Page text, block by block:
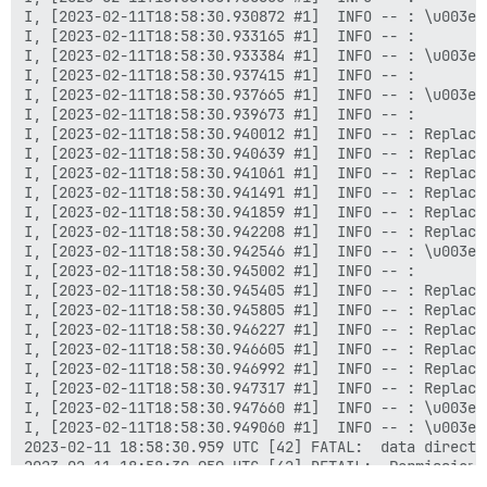
I, [2023-02-11T18:58:30.930872 #1]  INFO -- :
I, [2023-02-11T18:58:30.933165 #1]  INFO -- :
I, [2023-02-11T18:58:30.933384 #1]  INFO -- : \u003e
I, [2023-02-11T18:58:30.937415 #1]  INFO -- :
I, [2023-02-11T18:58:30.937665 #1]  INFO -- : \u003e
I, [2023-02-11T18:58:30.939673 #1]  INFO -- :
I, [2023-02-11T18:58:30.940012 #1]  INFO -- :
I, [2023-02-11T18:58:30.940639 #1]  INFO -- :
I, [2023-02-11T18:58:30.941061 #1]  INFO -- :
I, [2023-02-11T18:58:30.941491 #1]  INFO -- :
I, [2023-02-11T18:58:30.941859 #1]  INFO -- :
I, [2023-02-11T18:58:30.942208 #1]  INFO -- :
I, [2023-02-11T18:58:30.942546 #1]  INFO -- :
I, [2023-02-11T18:58:30.945002 #1]  INFO -- :
I, [2023-02-11T18:58:30.945405 #1]  INFO -- :
I, [2023-02-11T18:58:30.945805 #1]  INFO -- :
I, [2023-02-11T18:58:30.946227 #1]  INFO -- :
I, [2023-02-11T18:58:30.946605 #1]  INFO -- :
I, [2023-02-11T18:58:30.946992 #1]  INFO -- :
I, [2023-02-11T18:58:30.947317 #1]  INFO -- :
I, [2023-02-11T18:58:30.947660 #1]  INFO -- :
I, [2023-02-11T18:58:30.949060 #1]  INFO -- : \u003e
2023-02-11 18:58:30.959 UTC [42] FATAL:  data
2023-02-11 18:58:30.959 UTC [42] DETAIL: